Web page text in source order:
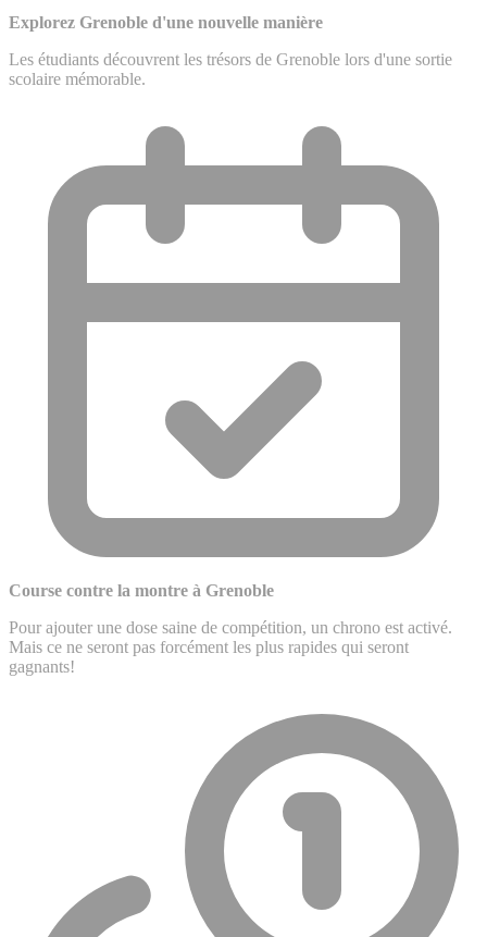
Explorez Grenoble d'une nouvelle manière
Les étudiants découvrent les trésors de Grenoble lors d'une sortie
scolaire mémorable.
Course contre la montre à Grenoble
Pour ajouter une dose saine de compétition, un chrono est activé.
Mais ce ne seront pas forcément les plus rapides qui seront
gagnants!